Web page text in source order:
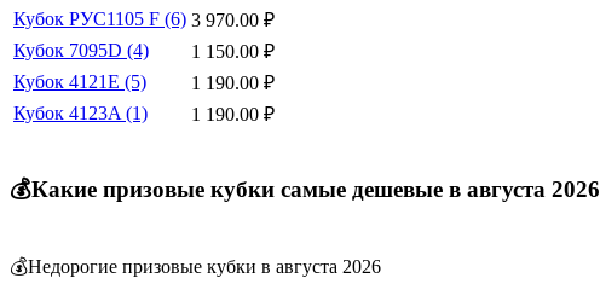
Кубок РУС1105 F (6) 3 970.00 ₽
Кубок 7095D (4)
1 150.00 ₽
Кубок 4121E (5)
1 190.00 ₽
Кубок 4123A (1)
1 190.00 ₽
💰Какие призовые кубки самые дешевые в августа 2026
💰Недорогие призовые кубки в августа 2026